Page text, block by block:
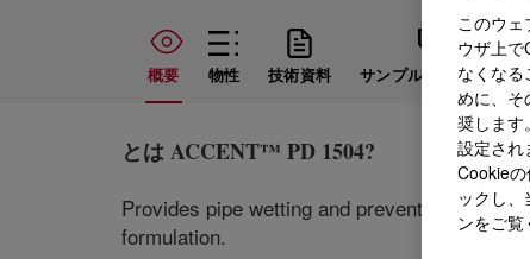
概要 物性 技術資料 サンプル オプション
とはACCENT™ PD 1504?
Provides pipe wetting and prevent paraffin
formulation.
このウ
ウザ上
なくな
めに、そ
奨します
設定され
Cookie
ックし
ンをご覧